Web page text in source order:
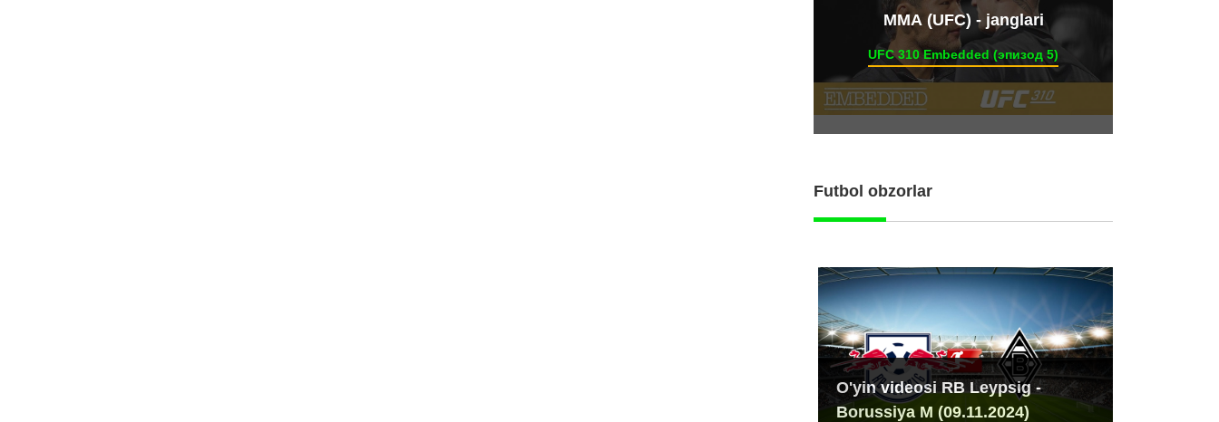
ММА (UFC) - janglari
UFC 310 Embedded (эпизод 5)
Futbol obzorlar
O'yin videosi RB Leypsig -
Borussiya M (09.11.2024)